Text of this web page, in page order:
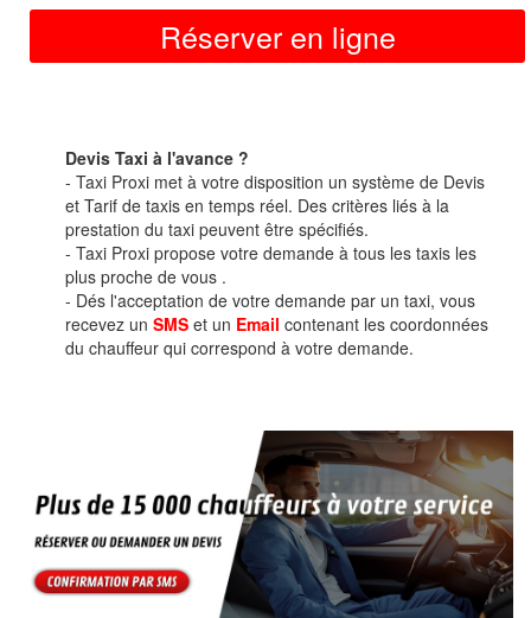
Réserver en ligne
Devis Taxi à l'avance ?
- Taxi Proxi met à votre disposition un système de Devis
et Tarif de taxis en temps réel. Des critères liés à la
prestation du taxi peuvent être spécifiés.
- Taxi Proxi propose votre demande à tous les taxis les
plus proche de vous .
- Dés l'acceptation de votre demande par un taxi, vous
recevez un SMS et un Email contenant les coordonnées
du chauffeur qui correspond à votre demande.